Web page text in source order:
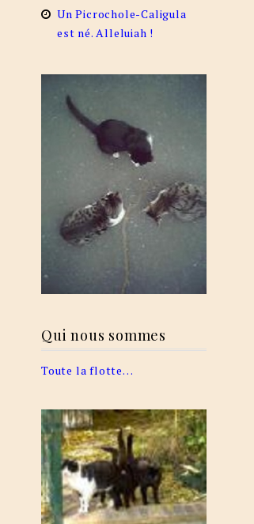
Un Picrochole-Caligula
est né. Alleluiah !
Qui nous sommes
Toute la flotte…